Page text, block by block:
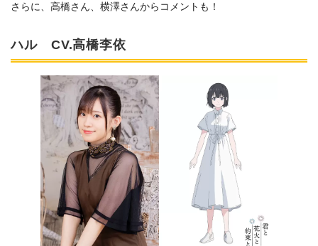
さらに、高橋さん、横澤さんからコメントも！
ハル CV.高橋李依